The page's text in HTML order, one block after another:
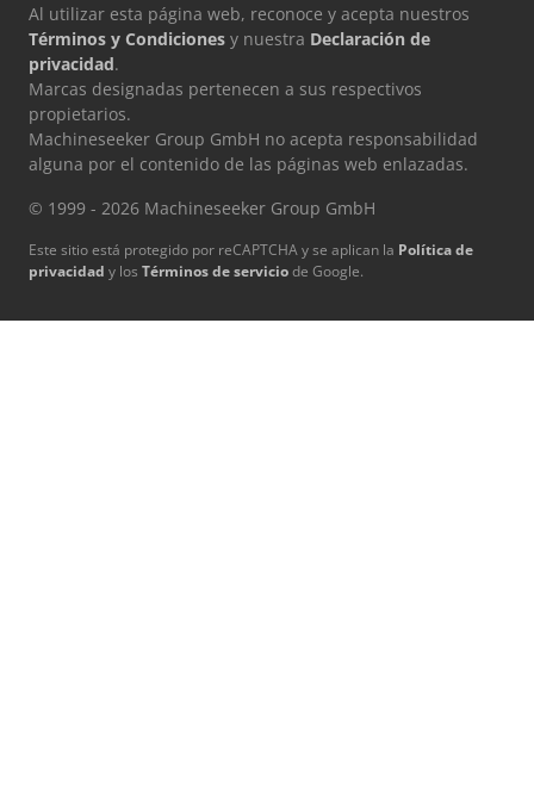
Al utilizar esta página web, reconoce y acepta nuestros
Términos y Condiciones y nuestra Declaración de
privacidad.
Marcas designadas pertenecen a sus respectivos
propietarios.
Machineseeker Group GmbH no acepta responsabilidad
alguna por el contenido de las páginas web enlazadas.
© 1999 - 2026 Machineseeker Group GmbH
Este sitio está protegido por reCAPTCHA y se aplican la Política de
privacidad y los Términos de serviciode Google.